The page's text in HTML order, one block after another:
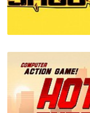
FIA European